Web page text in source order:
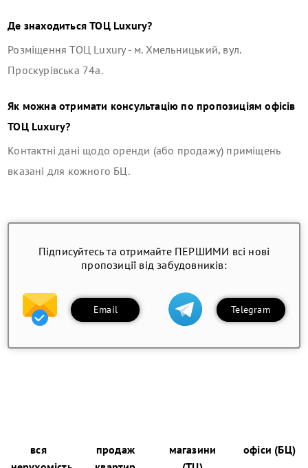
Де знаходитьсяТОЦ Luxury?
РозміщенняТОЦ Luxury- м. Хмельницький, вул.
Проскурівська 74а.
Як можна отримати консультацію по пропозиціям офісів
ТОЦ Luxury?
Контактні дані щодо оренди (або продажу) приміщень
вказані для кожного БЦ.
Підписуйтесь та отримайте ПЕРШИМИ всі нові
пропозиції від забудовників:
Email Telegram
вся
продаж
магазини
офіси (БЦ)